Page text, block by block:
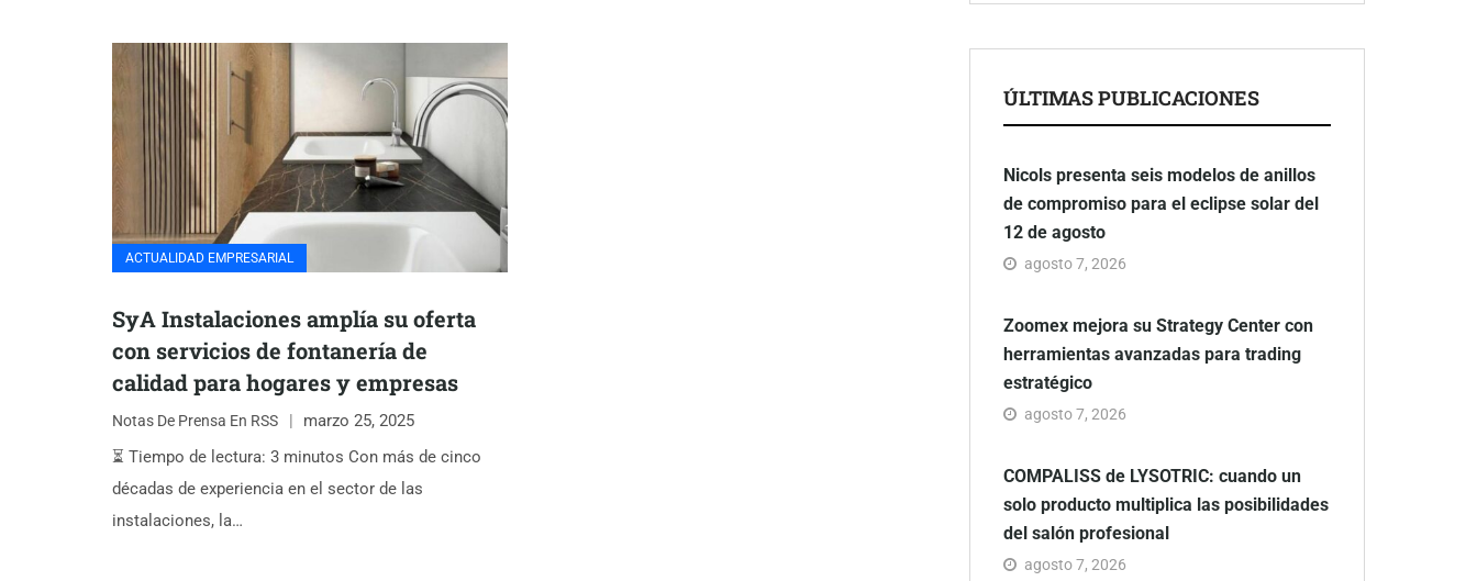
ACTUALIDAD EMPRESARIAL
SyA Instalaciones amplía su oferta
con servicios de fontanería de
calidad para hogares y empresas
Notas De Prensa En RSS
marzo 25, 2025
⏳ Tiempo de lectura: 3 minutos Con más de cinco
décadas de experiencia en el sector de las
instalaciones, la…
ÚLTIMAS PUBLICACIONES
Nicols presenta seis modelos de anillos
de compromiso para el eclipse solar del
12 de agosto
agosto 7, 2026
Zoomex mejora su Strategy Center con
herramientas avanzadas para trading
estratégico
agosto 7, 2026
COMPALISS de LYSOTRIC: cuando un
solo producto multiplica las posibilidades
del salón profesional
agosto 7, 2026